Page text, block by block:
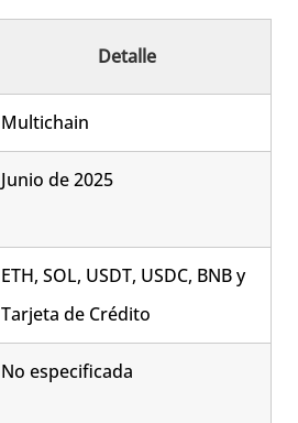
Detalle
Multichain
Junio de 2025
ETH, SOL, USDT, USDC, BNB y
Tarjeta de Crédito
No especificada